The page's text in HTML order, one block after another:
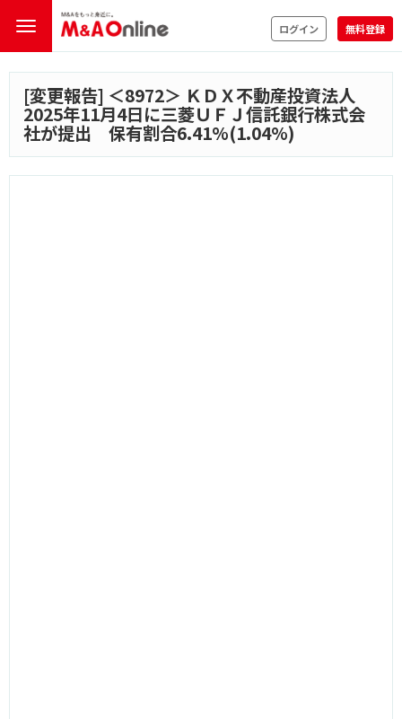
ログイン 無料登録
[変更報告] ＜8972＞ ＫＤＸ不動産投資法人
2025年11月4日に三菱ＵＦＪ信託銀行株式会
社が提出 保有割合6.41%(1.04%)